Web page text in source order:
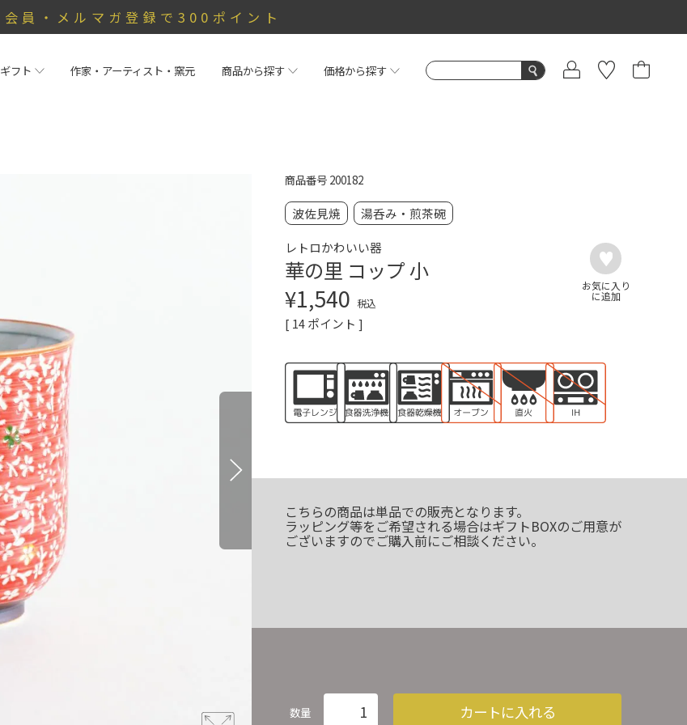
会員・メルマガ登録で300ポイント
ギフト 作家・アーティスト・窯元 商品から探す 価格から探す
商品番号 200182
波佐見焼 湯呑み・煎茶碗
レトロかわいい器
華の里 コップ 小
¥1,540 税込
[ 14 ポイント ]
こちらの商品は単品での販売となります。
ラッピング等をご希望される場合はギフトBOXのご用意が
ございますのでご購入前にご相談ください。
数量 カートに入れる